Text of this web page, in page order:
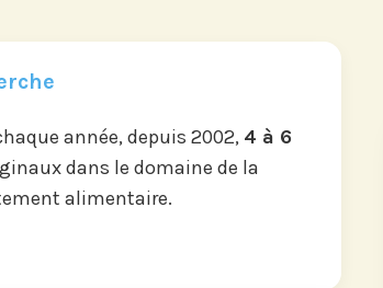
année, depuis 2002, 4 à 6
dans le domaine de la
alimentaire.